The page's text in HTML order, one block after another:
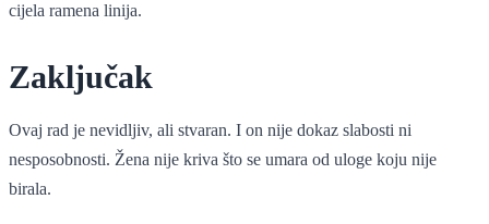
cijela ramena linija.
Zaključak
Ovaj rad je nevidljiv, ali stvaran. I on nije dokaz slabosti ni
nesposobnosti. Žena nije kriva što se umara od uloge koju nije
birala.